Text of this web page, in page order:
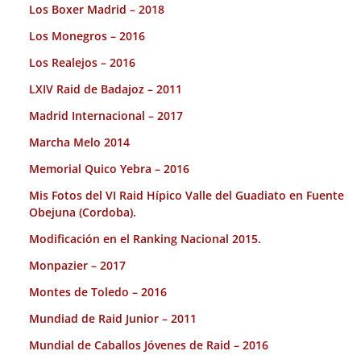
Los Boxer Madrid – 2018
Los Monegros – 2016
Los Realejos – 2016
LXIV Raid de Badajoz – 2011
Madrid Internacional – 2017
Marcha Melo 2014
Memorial Quico Yebra – 2016
Mis Fotos del VI Raid Hípico Valle del Guadiato en Fuente
Obejuna (Cordoba).
Modificación en el Ranking Nacional 2015.
Monpazier – 2017
Montes de Toledo – 2016
Mundiad de Raid Junior – 2011
Mundial de Caballos Jóvenes de Raid – 2016